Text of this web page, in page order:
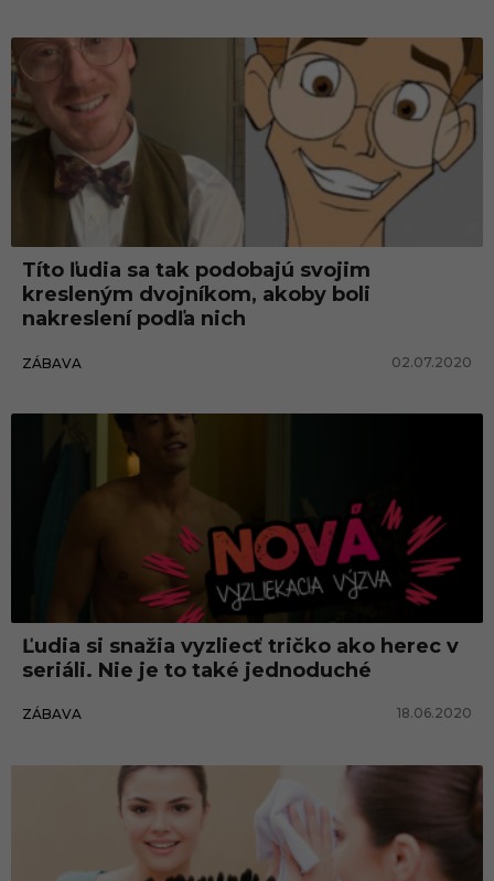
Títo ľudia sa tak podobajú svojim
kresleným dvojníkom, akoby boli
nakreslení podľa nich
ZÁBAVA 02.07.2020
Ľudia si snažia vyzliecť tričko ako herec v
seriáli. Nie je to také jednoduché
ZÁBAVA 18.06.2020